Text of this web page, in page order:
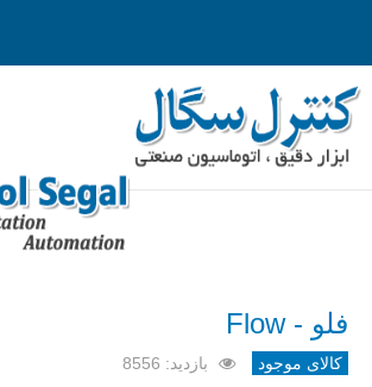
فلو - Flow
کالای موجود بازدید: 8556